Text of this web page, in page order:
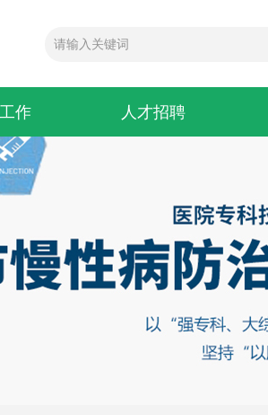
作 人才招聘